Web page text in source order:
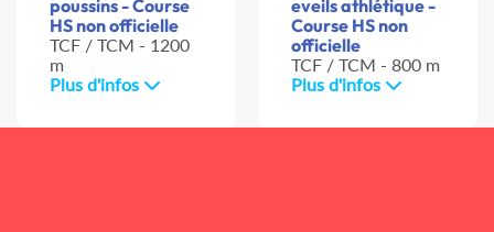
poussins - Course
HS non officielle
TCF / TCM - 1200
m
Plus d'infos
eveils athlétique -
Course HS non
officielle
TCF / TCM - 800 m
Plus d'infos